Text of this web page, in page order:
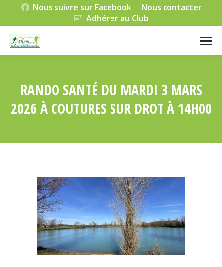
Nous suivre sur Facebook
Nous contacter
Adhérer au Club
RANDO SANTÉ DU MARDI 3 MARS
2026 À COUTURES SUR DROT À 14H00